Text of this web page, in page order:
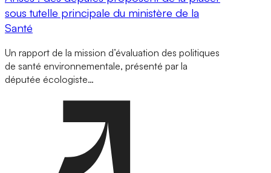
sous tutelle principale du ministère de la
Santé
Un rapport de la mission d’évaluation des politiques
de santé environnementale, présenté par la
députée écologiste…